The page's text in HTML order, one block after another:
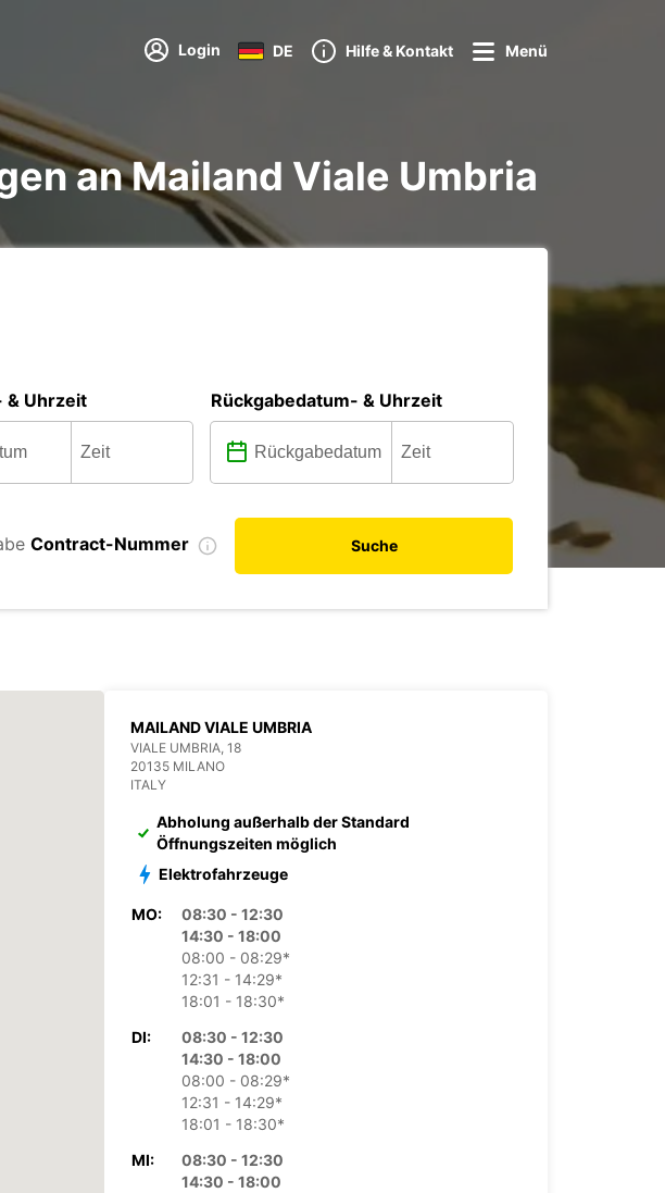
Login DE Hilfe & Kontakt Menü
an Mailand Viale Umbria
& Uhrzeit Rückgabedatum- & Uhrzeit
Contract-Nummer Suche
MAILAND VIALE UMBRIA
VIALE UMBRIA, 18
20135 MILANO
ITALY
Abholung außerhalb der Standard
Öffnungszeiten möglich
Elektrofahrzeuge
MO:
08:30 - 12:30
14:30 - 18:00
08:00 - 08:29*
12:31 - 14:29*
18:01 - 18:30*
DI:
08:30 - 12:30
14:30 - 18:00
08:00 - 08:29*
12:31 - 14:29*
18:01 - 18:30*
MI:
08:30 - 12:30
14:30 - 18:00